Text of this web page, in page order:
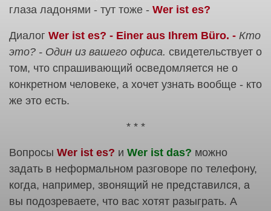
глаза ладонями - тут тоже - Wer ist es?
Диалог Wer ist es? - Einer aus Ihrem Büro. - Кто
это? - Один из вашего офиса. свидетельствует о
том, что спрашивающий осведомляется не о
конкретном человеке, а хочет узнать вообще - кто
же это есть.
* * *
Вопросы Wer ist es? и Wer ist das? можно
задать в неформальном разговоре по телефону,
когда, например, звонящий не представился, а
вы подозреваете, что вас хотят разыграть. А